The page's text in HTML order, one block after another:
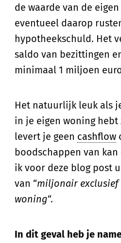
de waarde van de
eventueel daarop
hypotheekschuld. Het
saldo van bezittingen
minimaal 1 miljoen
Het natuurlijk leuk als
in je eigen woning
levert je geen cashflow
boodschappen van kan
ik voor deze blog post
van “miljonair exclusief
woning“.
In dit geval heb je